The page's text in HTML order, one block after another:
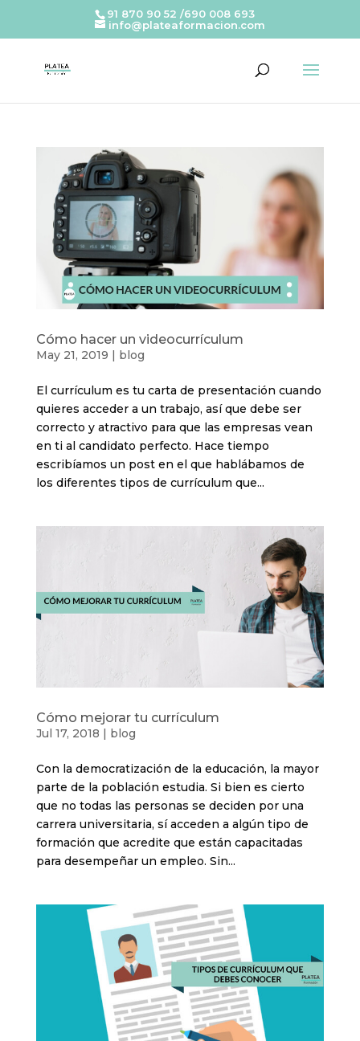
91 870 90 52 /690 008 693
info@plateaformacion.com
Cómo hacer un videocurrículum
May 21, 2019 | blog
El currículum es tu carta de presentación cuando
quieres acceder a un trabajo, así que debe ser
correcto y atractivo para que las empresas vean
en ti al candidato perfecto. Hace tiempo
escribíamos un post en el que hablábamos de
los diferentes tipos de currículum que...
Cómo mejorar tu currículum
Jul 17, 2018 | blog
Con la democratización de la educación, la mayor
parte de la población estudia. Si bien es cierto
que no todas las personas se deciden por una
carrera universitaria, sí acceden a algún tipo de
formación que acredite que están capacitadas
para desempeñar un empleo. Sin...